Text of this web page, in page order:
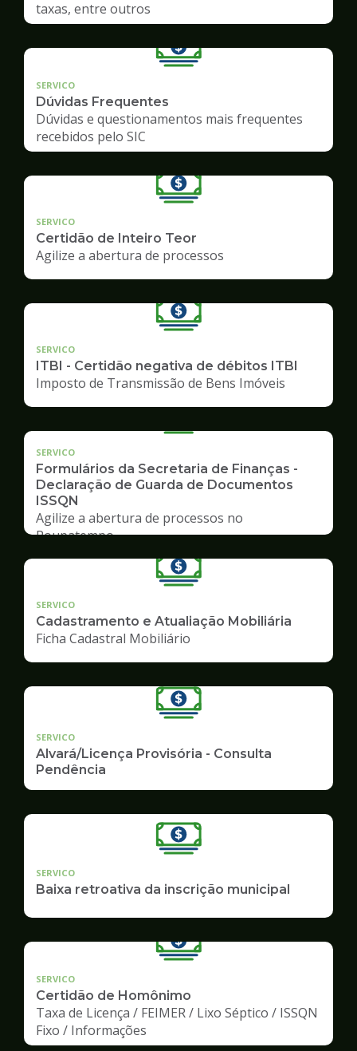
taxas, entre outros
SERVICO
Dúvidas Frequentes
Dúvidas e questionamentos mais frequentes
recebidos pelo SIC
SERVICO
Certidão de Inteiro Teor
Agilize a abertura de processos
SERVICO
ITBI - Certidão negativa de débitos ITBI
Imposto de Transmissão de Bens Imóveis
SERVICO
Formulários da Secretaria de Finanças -
Declaração de Guarda de Documentos
ISSQN
Agilize a abertura de processos no
Poupatempo
SERVICO
Cadastramento e Atualiação Mobiliária
Ficha Cadastral Mobiliário
SERVICO
Alvará/Licença Provisória - Consulta
Pendência
SERVICO
Baixa retroativa da inscrição municipal
SERVICO
Certidão de Homônimo
Taxa de Licença / FEIMER / Lixo Séptico / ISSQN
Fixo / Informações